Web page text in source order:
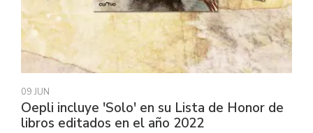
09 JUN
Oepli incluye 'Solo' en su Lista de Honor de
libros editados en el año 2022